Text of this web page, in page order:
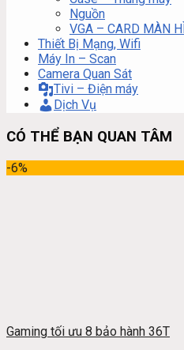
Nguồn
VGA – CARD MÀN
Thiết Bị Mạng, Wifi
Máy In – Scan
Camera Quan Sát
Tivi – Điện máy
Dịch Vụ
CÓ THỂ BẠN QUAN TÂM
-6%
Gaming tối ưu 8 bảo hành 36T